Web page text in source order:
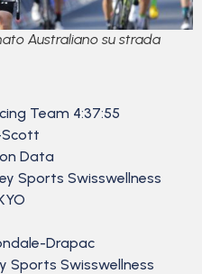
Australiano su strada
Team 4:37:55
Scott
Data
Sports Swisswellness
Drapac
Sports Swisswellness